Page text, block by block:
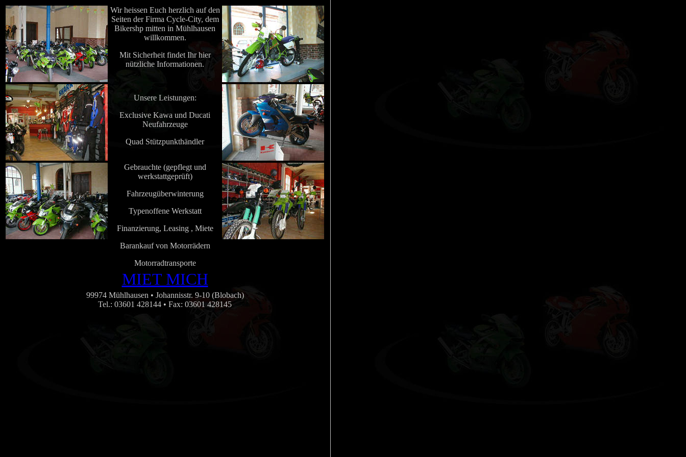
Wir heissen Euch herzlich auf den
Seiten der Firma Cycle-City, dem
Bikershp mitten in Mühlhausen
willkommen.
Mit Sicherheit findet Ihr hier
nützliche Informationen.
Unsere Leistungen:
Exclusive Kawa und Ducati
Neufahrzeuge
Quad Stützpunkthändler
Gebrauchte (gepflegt und
werkstattgeprüft)
Fahrzeugüberwinterung
Typenoffene Werkstatt
Finanzierung, Leasing , Miete
Barankauf von Motorrädern
Motorradtransporte
MIET MICH
99974 Mühlhausen • Johannisstr. 9-10 (Blobach)
Tel.: 03601 428144 • Fax: 03601 428145